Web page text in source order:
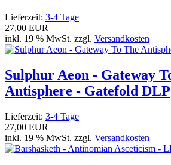
Lieferzeit: 3-4 Tage
27,00 EUR
inkl. 19 % MwSt. zzgl. Versandkosten
Sulphur Aeon - Gateway
Antisphere - Gatefold DLP
Lieferzeit: 3-4 Tage
27,00 EUR
inkl. 19 % MwSt. zzgl. Versandkosten